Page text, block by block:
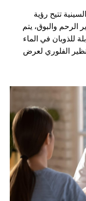
تتيح رؤية
الرحم والبوق، يتم
للذوبان في الماء
الفلوري لعرض